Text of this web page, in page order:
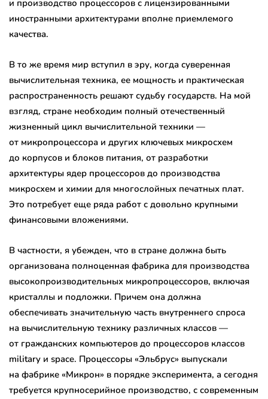
и производство процессоров с лицензированными
иностранными архитектурами вполне приемлемого
качества.
В то же время мир вступил в эру, когда суверенная
вычислительная техника, ее мощность и практическая
распространенность решают судьбу государств. На мой
взгляд, стране необходим полный отечественный
жизненный цикл вычислительной техники —
от микропроцессора и других ключевых микросхем
до корпусов и блоков питания, от разработки
архитектуры ядер процессоров до производства
микросхем и химии для многослойных печатных плат.
Это потребует еще ряда работ с довольно крупными
финансовыми вложениями.
В частности, я убежден, что в стране должна быть
организована полноценная фабрика для производства
высокопроизводительных микропроцессоров, включая
кристаллы и подложки. Причем она должна
обеспечивать значительную часть внутреннего спроса
на вычислительную технику различных классов —
от гражданских компьютеров до процессоров классов
military и space. Процессоры «Эльбрус» выпускали
на фабрике «Микрон» в порядке эксперимента, а сегодня
требуется крупносерийное производство, с современным